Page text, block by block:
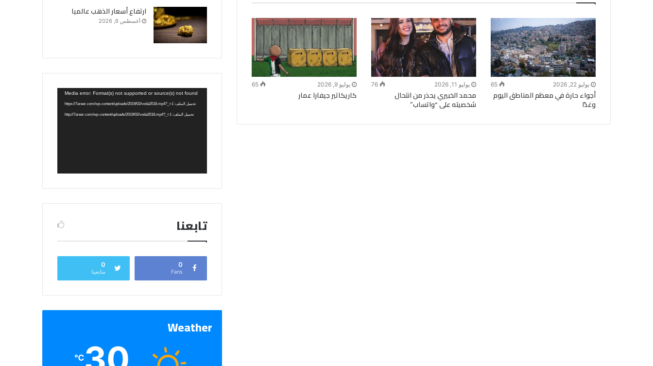
يوليو 22, 2026 65
أجواء حارة في معظم المناطق اليوم
وغدًا
يوليو 11, 2026 76
محمد الخبيري يحذر من انتحال
شخصيته على “واتساب”
يوليو 9, 2026 65
كاريكاتير جيفارا عمار
ارتفاع أسعار الذهب عالميا
أغسطس 6, 2026
مشغل
الفيديو
Media error: Format(s) not supported or source(s) not found
تحميل الملف: https://7areer.com/wp-content/uploads/2019/02/voda2018.mp4?_=1
تحميل الملف: http://7areer.com/wp-content/uploads/2019/02/voda2018.mp4?_=1
تابعنا
0
Fans
0
متابعينا
Weather
℃